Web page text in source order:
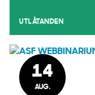
UTLÅTANDEN
14
AUG.